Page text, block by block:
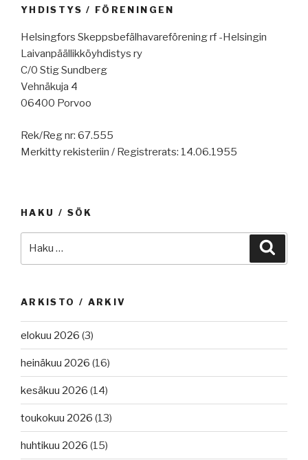
YHDISTYS / FÖRENINGEN
Helsingfors Skeppsbefälhavareförening rf -Helsingin
Laivanpäällikköyhdistys ry
C/0 Stig Sundberg
Vehnäkuja 4
06400 Porvoo
Rek/Reg nr: 67.555
Merkitty rekisteriin / Registrerats: 14.06.1955
HAKU / SÖK
ARKISTO / ARKIV
elokuu 2026 (3)
heinäkuu 2026 (16)
kesäkuu 2026 (14)
toukokuu 2026 (13)
huhtikuu 2026 (15)